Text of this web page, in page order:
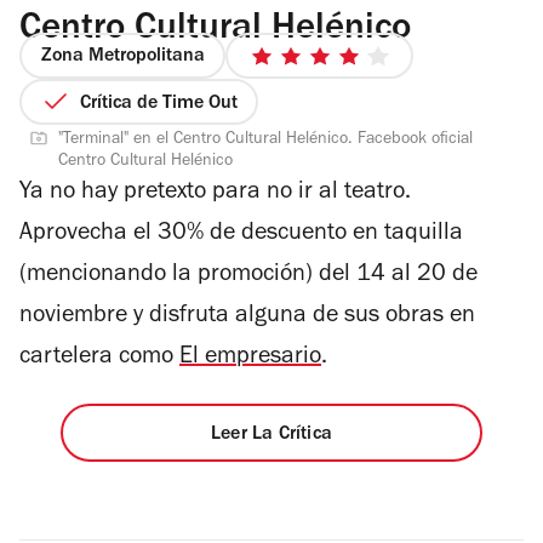
Centro Cultural Helénico
Zona Metropolitana
4
5
Crítica de Time Out
"Terminal" en el Centro Cultural Helénico. Facebook oficial
Centro Cultural Helénico
Ya no hay pretexto para no ir al teatro.
Aprovecha el 30% de descuento en taquilla
(mencionando la promoción) del 14 al 20 de
noviembre y disfruta alguna de sus obras en
cartelera como El empresario.
Leer La Crítica